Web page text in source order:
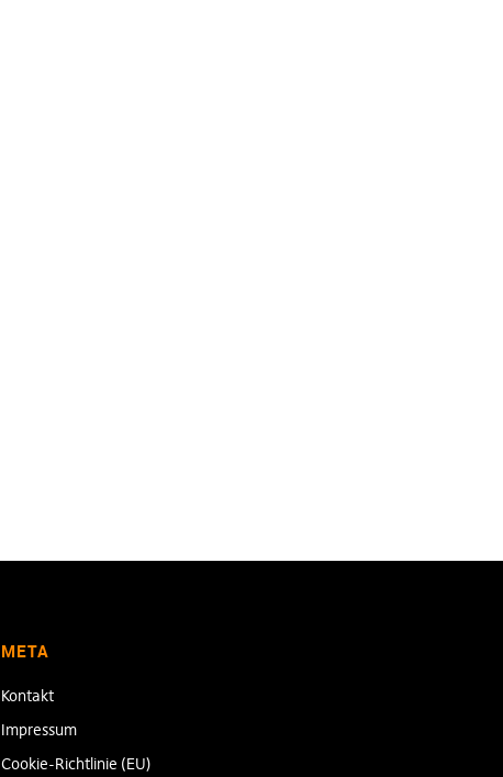
META
Kontakt
Impressum
Cookie-Richtlinie (EU)